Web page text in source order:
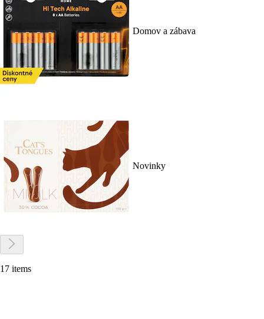
Domov a zábava
Novinky
17 items